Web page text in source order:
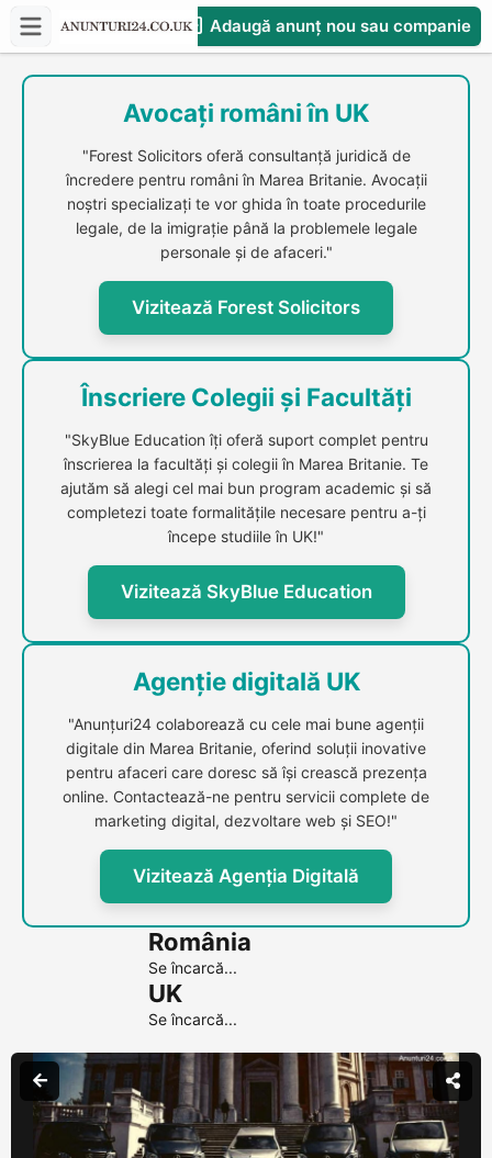
Adaugă anunț nou sau companie
CompaniesS
Avocați români în UK
"Forest Solicitors oferă consultanță juridică de
încredere pentru români în Marea Britanie. Avocații
noștri specializați te vor ghida în toate procedurile
legale, de la imigrație până la problemele legale
personale și de afaceri."
Vizitează Forest Solicitors
Înscriere Colegii și Facultăți
"SkyBlue Education îți oferă suport complet pentru
înscrierea la facultăți și colegii în Marea Britanie. Te
ajutăm să alegi cel mai bun program academic și să
completezi toate formalitățile necesare pentru a-ți
începe studiile în UK!"
Vizitează SkyBlue Education
Agenție digitală UK
"Anunțuri24 colaborează cu cele mai bune agenții
digitale din Marea Britanie, oferind soluții inovative
pentru afaceri care doresc să își crească prezența
online. Contactează-ne pentru servicii complete de
marketing digital, dezvoltare web și SEO!"
Vizitează Agenția Digitală
România
Se încarcă...
UK
Se încarcă...